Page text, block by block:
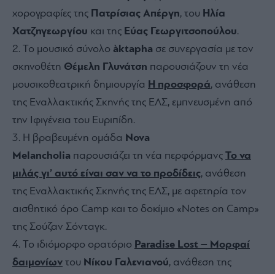
χορογραφίες της Πατρίσιας Απέργη, του Ηλία
Χατζηγεωργίου και της Εύας Γεωργιτσοπούλου.
Το μουσικό σύνολο àktapha σε συνεργασία με τον
σκηνοθέτη Θέμελη Γλυνάτση παρουσιάζουν τη νέα
μουσικοθεατρική δημιουργία Η προσφορά, ανάθεση
της Εναλλακτικής Σκηνής της ΕΛΣ, εμπνευσμένη από
την Ιφιγένεια του Ευριπίδη.
Η βραβευμένη ομάδα Nova
Melancholia παρουσιάζει τη νέα περφόρμανς Το να
μιλάς γι’ αυτό είναι σαν να το προδίδεις, ανάθεση
της Εναλλακτικής Σκηνής της ΕΛΣ, με αφετηρία τον
αισθητικό όρο Camp και το δοκίμιο «Notes on Camp»
της Σούζαν Σόνταγκ.
Το ιδιόμορφο ορατόριο Paradise Lost – Μορφαί
δαιμονίων του Νίκου Γαλενιανού, ανάθεση της